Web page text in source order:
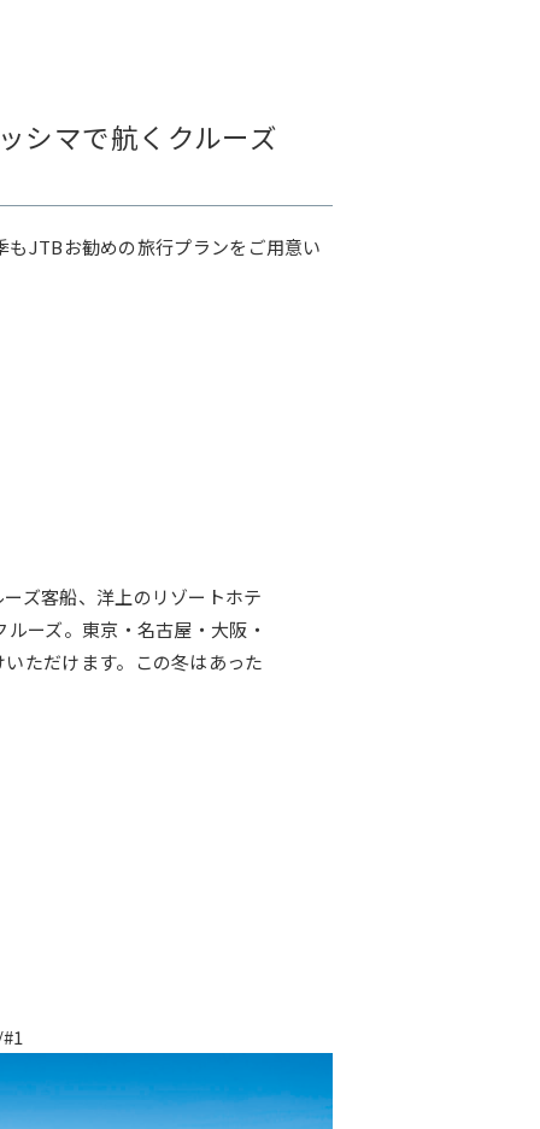
シマで航くクルーズ
JTBお勧めの旅行プランをご用意い
ズ客船、洋上のリゾートホテ
ーズ。東京・名古屋・大阪・
ただけます。この冬はあった